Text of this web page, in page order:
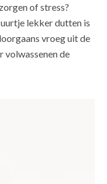
of stress?
uurtje lekker dutten is
vroeg uit de
volwassenen de